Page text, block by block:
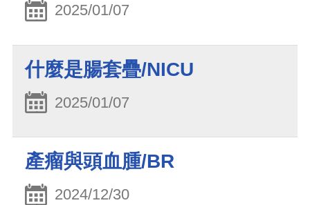
2025/01/07
什麼是腸套疊/NICU
2025/01/07
產瘤與頭血腫/BR
2024/12/30